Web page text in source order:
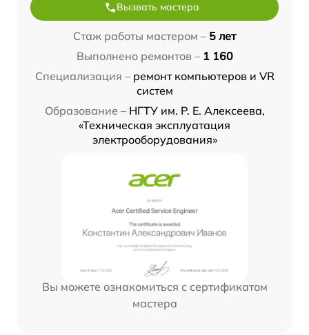
Вызвать мастера
Стаж работы мастером – 5 лет
Выполнено ремонтов – 1 160
Специализация – ремонт компьютеров и VR
систем
Образование – НГТУ им. Р. Е. Алексеева,
«Техническая эксплуатация
электрооборудования»
Вы можете ознакомиться с сертификатом
мастера